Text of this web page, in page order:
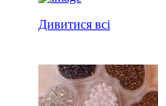
Дивитися всі